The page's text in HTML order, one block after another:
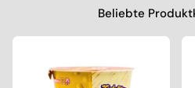
Beliebte